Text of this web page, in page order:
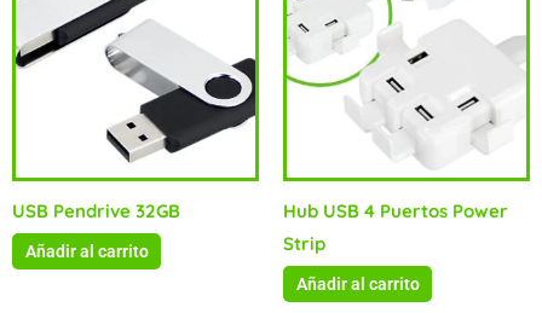
USB Pendrive 32GB
Añadir al carrito
Hub USB 4 Puertos Power
Strip
Añadir al carrito